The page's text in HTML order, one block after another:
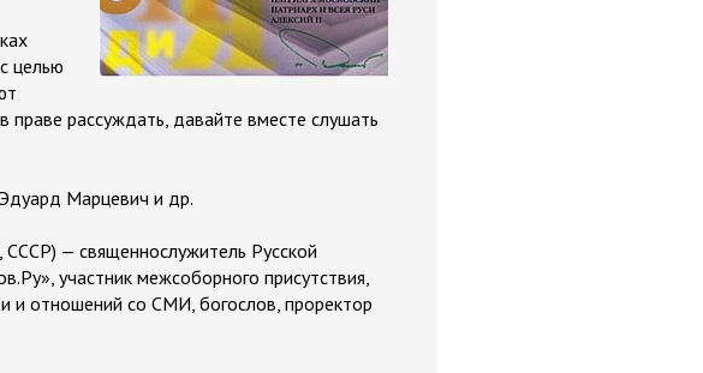
целью
рассуждать, давайте вместе слушать
Марцевич и др.
— священнослужитель Русской
участник межсоборного присутствия,
и отношений со СМИ, богослов, проректор